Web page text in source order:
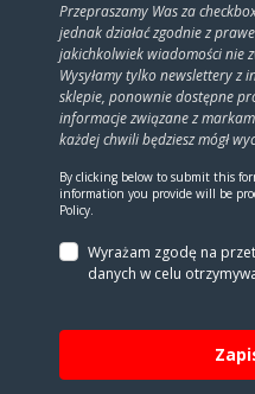
Przepraszamy Was za
jednak działać zgodnie z
jakichkolwiek wiadomości nie
Wysyłamy tylko newslettery
sklepie, ponownie dostępne
informacje związane z markami
każdej chwili będziesz mógł
By clicking below to submit this
information you provide will be
Policy.
Wyrażam zgodę na
danych w celu